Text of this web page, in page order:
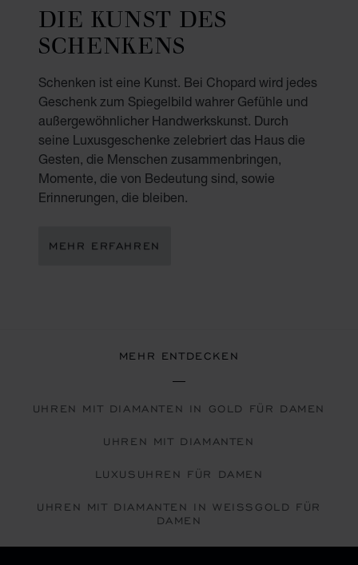
DIE KUNST DES
SCHENKENS
Schenken ist eine Kunst. Bei Chopard wird jedes
Geschenk zum Spiegelbild wahrer Gefühle und
außergewöhnlicher Handwerkskunst. Durch
seine Luxusgeschenke zelebriert das Haus die
Gesten, die Menschen zusammenbringen,
Momente, die von Bedeutung sind, sowie
Erinnerungen, die bleiben.
MEHR ERFAHREN
MEHR ENTDECKEN
UHREN MIT DIAMANTEN IN GOLD FÜR DAMEN
UHREN MIT DIAMANTEN
LUXUSUHREN FÜR DAMEN
UHREN MIT DIAMANTEN IN WEISSGOLD FÜR D
AMEN